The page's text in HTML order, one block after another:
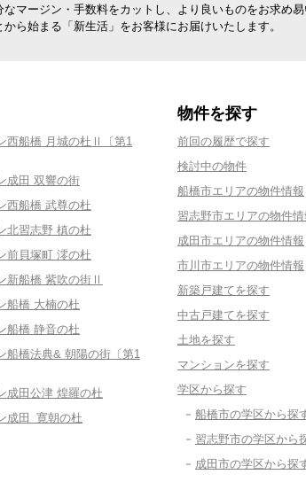
マージン・手数料をカットし、より良いものをお求め
ら始まる「新生活」をお客様にお届けいたします。
西船橋 月城の杜Ⅱ〔第1
成田 双響の街
西船橋 武尊の杜
北習志野 槙の杜
前貝塚町 澪の杜
新船橋 紫吹の街Ⅱ
船橋 大楠の杜
船橋 静音の杜
船橋法典& 朝陽の街〔第1
成田公津 煌羅の杜
成田 寛朝の杜
物件を探す
前回の履歴で探す
検討中の物件
船橋市エリアの物件情報
習志野市エリアの物件情
成田市エリアの物件情報
市川市エリアの物件情報
新築戸建てを探す
中古戸建てを探す
土地を探す
マンションを探す
学区から探す
船橋市の学区から探
習志野市の学区から
成田市の学区から探